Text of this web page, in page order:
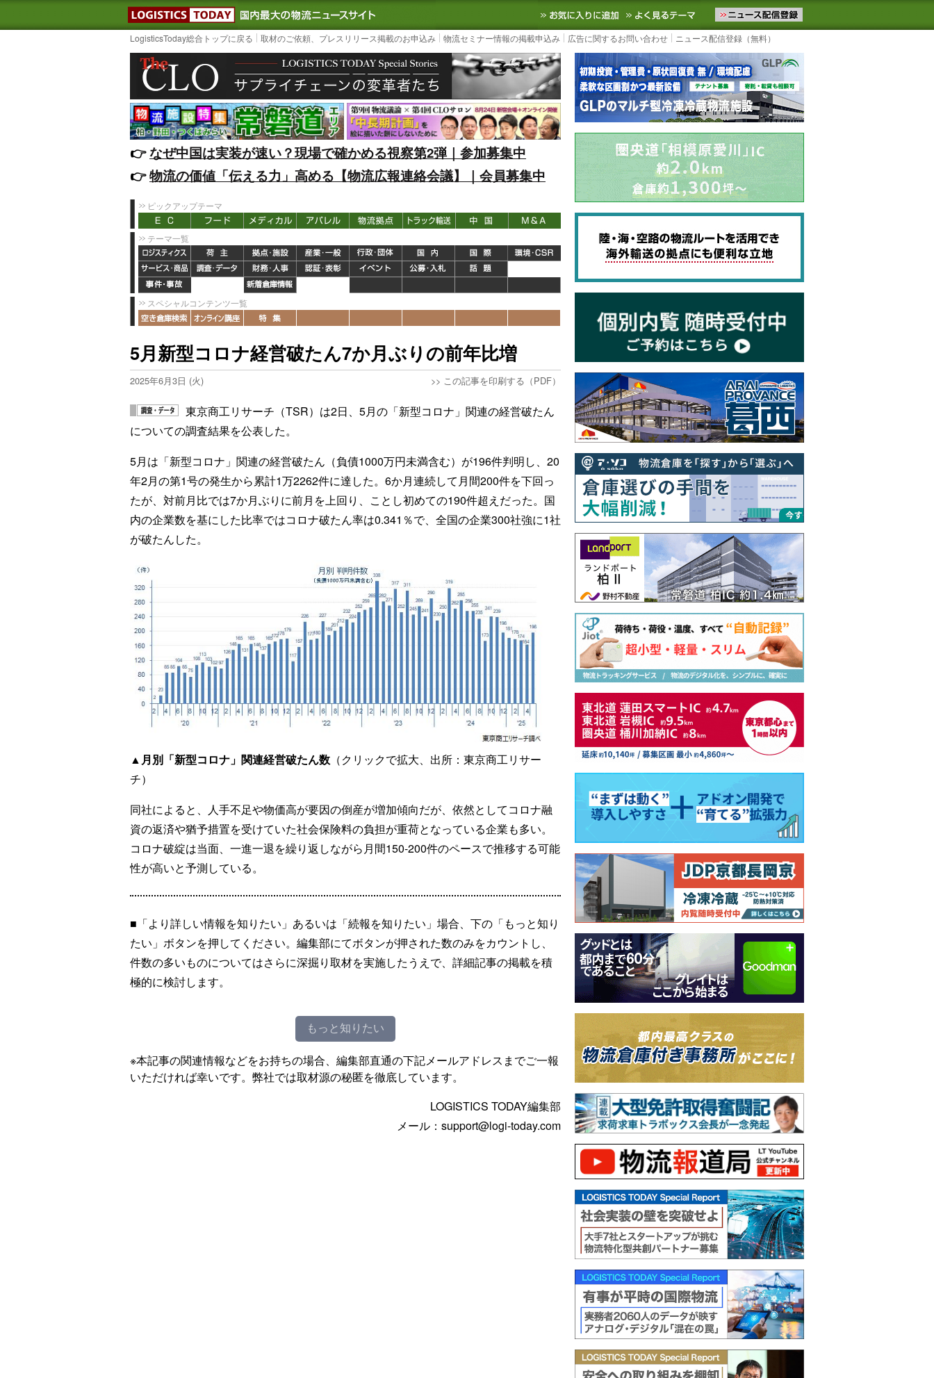
LOGISTICS TODAY｜国内最大の物流ニュースサイト3PL, SCMなど国内外の最新の物流ニュースをお届けします。物流ニュースメール配信を登録す
お気に入りに追加 よく見るテーマ
LogisticsToday総合トップに戻る 取材のご依頼、プレスリリース掲載のお申込み 物流セミナー情報の掲載申込み 広告に関するお問い合わせ ニュース配信登録（無料）
👉️なぜ中国は実装が速い？現場で確かめる視察第2弾｜参加募集中
👉️物流の価値「伝える力」高める【物流広報連絡会議】｜会員募集中
ピックアップテーマ
テーマ一覧
スペシャルコンテンツ一覧
5月新型コロナ経営破たん7か月ぶりの前年比増
2025年6月3日 (火) >> この記事を印刷する（PDF）
東京商工リサーチ（TSR）は2日、5月の「新型コロナ」関連の経営破たん
についての調査結果を公表した。
5月は「新型コロナ」関連の経営破たん（負債1000万円未満含む）が196件判明し、20
年2月の第1号の発生から累計1万2262件に達した。6か月連続して月間200件を下回っ
たが、対前月比では7か月ぶりに前月を上回り、ことし初めての190件超えだった。国
内の企業数を基にした比率ではコロナ破たん率は0.341％で、全国の企業300社強に1社
が破たんした。
▲月別「新型コロナ」関連経営破たん数 （クリックで拡大、出所：東京商工リサー
チ）
同社によると、人手不足や物価高が要因の倒産が増加傾向だが、依然としてコロナ融
資の返済や猶予措置を受けていた社会保険料の負担が重荷となっている企業も多い。
コロナ破綻は当面、一進一退を繰り返しながら月間150-200件のペースで推移する可能
性が高いと予測している。
■「より詳しい情報を知りたい」あるいは「続報を知りたい」場合、下の「もっと知り
たい」ボタンを押してください。編集部にてボタンが押された数のみをカウントし、
件数の多いものについてはさらに深掘り取材を実施したうえで、詳細記事の掲載を積
極的に検討します。
もっと知りたい
※本記事の関連情報などをお持ちの場合、編集部直通の下記メールアドレスまでご一報
いただければ幸いです。弊社では取材源の秘匿を徹底しています。
LOGISTICS TODAY編集部
メール：support@logi-today.com